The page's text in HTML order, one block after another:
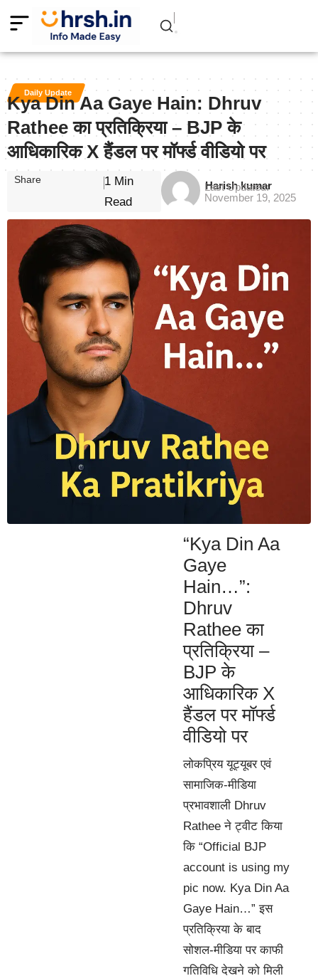
Daily Update
Kya Din Aa Gaye Hain: Dhruv
Rathee का प्रतिक्रिया – BJP के
आधिकारिक X हैंडल पर मॉर्फ्ड वीडियो पर
Harish kumar
Last Updated:
November 19, 2025
Share
1 Min
Read
“Kya Din Aa
Gaye
Hain…”:
Dhruv
Rathee का
प्रतिक्रिया –
BJP के
आधिकारिक X
हैंडल पर मॉर्फ्ड
वीडियो पर
लोकप्रिय यूट्यूबर एवं
सामाजिक-मीडिया
प्रभावशाली Dhruv
Rathee ने ट्वीट किया
कि “Official BJP
account is using my
pic now. Kya Din Aa
Gaye Hain…” इस
प्रतिक्रिया के बाद
सोशल-मीडिया पर काफी
गतिविधि देखने को मिली